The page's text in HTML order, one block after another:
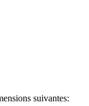
suivantes: